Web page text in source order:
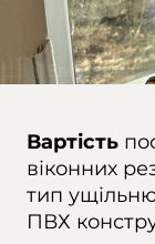
Вартість
віконних
тип
ПВХ